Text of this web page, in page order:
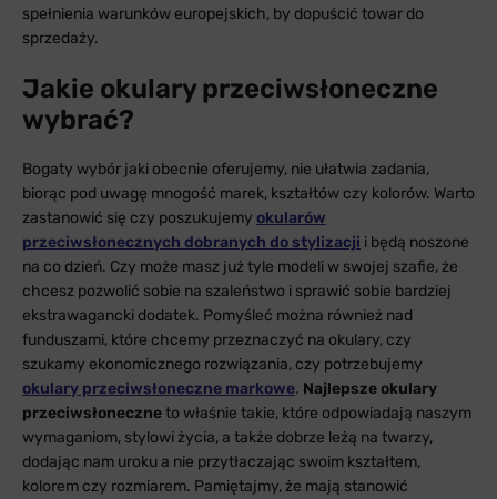
spełnienia warunków europejskich, by dopuścić towar do
sprzedaży.
Jakie okulary przeciwsłoneczne
wybrać?
Bogaty wybór jaki obecnie oferujemy, nie ułatwia zadania,
biorąc pod uwagę mnogość marek, kształtów czy kolorów. Warto
zastanowić się czy poszukujemy okularów
przeciwsłonecznych dobranych do stylizacji i będą noszone
na co dzień. Czy może masz już tyle modeli w swojej szafie, że
chcesz pozwolić sobie na szaleństwo i sprawić sobie bardziej
ekstrawagancki dodatek. Pomyśleć można również nad
funduszami, które chcemy przeznaczyć na okulary, czy
szukamy ekonomicznego rozwiązania, czy potrzebujemy
okulary przeciwsłoneczne markowe. Najlepsze okulary
przeciwsłoneczneto właśnie takie, które odpowiadają naszym
wymaganiom, stylowi życia, a także dobrze leżą na twarzy,
dodając nam uroku a nie przytłaczając swoim kształtem,
kolorem czy rozmiarem. Pamiętajmy, że mają stanowić